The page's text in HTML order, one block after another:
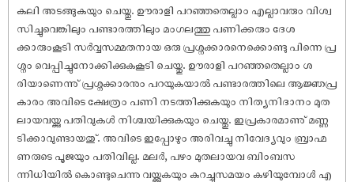
കലി അടങ്ങുകയും ചെയ്തു. ഊരാളി പറഞ്ഞതെല്ലാം എല്ലാവരും വിശ്വ
സിച്ചുവെങ്കിലും പണ്ടാരത്തിലും മംഗലത്തു പണിക്കരും ദേശ
ക്കാരുംകൂടി സർവ്വസമ്മതനായ ഒരു പ്രശ്നക്കാരനെക്കൊണ്ടു പിന്നെ പ്ര
ശ്നം വെപ്പിച്ചുനോക്കിക്കുകകൂടി ചെയ്തു. ഊരാളി പറഞ്ഞതെല്ലാം ശ
രിയാണെന്നു് പ്രശ്നക്കാരനും പറയുകയാൽ പണ്ടാരത്തിലെ ആജ്ഞപ്ര
കാരം അവിടെ ക്ഷേത്രം പണി നടത്തിക്കുകയും നിത്യനിദാനം മുത
ലായവയ്ക്കു പതിവുകൾ നിശ്ചയിക്കുകയും ചെയ്തു. ഇപ്രകാരമാണു് മണ്ണ
ടിക്കാവുണ്ടായതു്. അവിടെ ഇപ്പോഴും അരിവച്ചു നിവേദ്യവും ബ്രാഹ്മ
ണരുടെ പൂജയും പതിവില്ല. മലർ, പഴം മുതലായവ ബിംബസ
ന്നിധിയിൽ കൊണ്ടുചെന്നു വയ്ക്കുകയും കുറച്ചുസമയം കഴിയുമ്പോൾ എ